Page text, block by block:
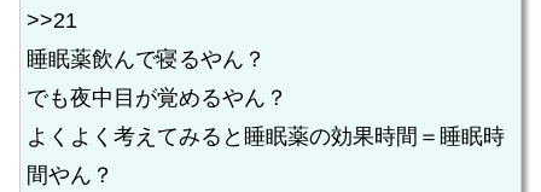
>>21
睡眠薬飲んで寝るやん？
でも夜中目が覚めるやん？
よくよく考えてみると睡眠薬の効果時間＝睡眠時
間やん？